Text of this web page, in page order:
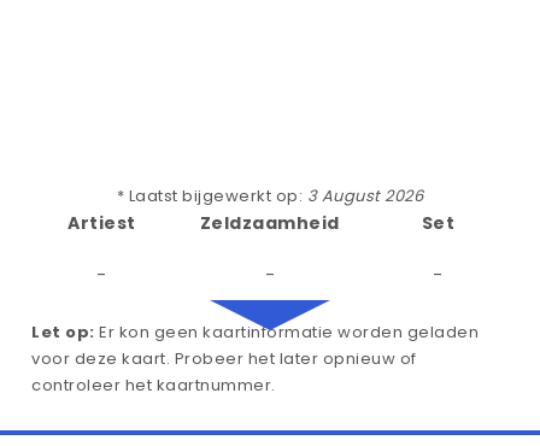
* Laatst bijgewerkt op: 3 August 2026
Artiest
-
Zeldzaamheid
-
Set
-
Let op: Er kon geen kaartinformatie worden geladen
voor deze kaart. Probeer het later opnieuw of
controleer het kaartnummer.